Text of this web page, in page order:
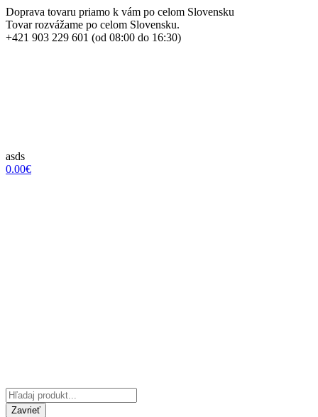
Doprava tovaru priamo k vám po celom Slovensku
Tovar rozvážame po celom Slovensku.
+421 903 229 601 (od 08:00 do 16:30)
asds
0.00€
Zavrieť